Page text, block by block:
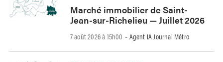
Marché immobilier de Saint-
Jean-sur-Richelieu — Juillet 2026
7 août 2026 à 15h00 - Agent IA Journal Métro